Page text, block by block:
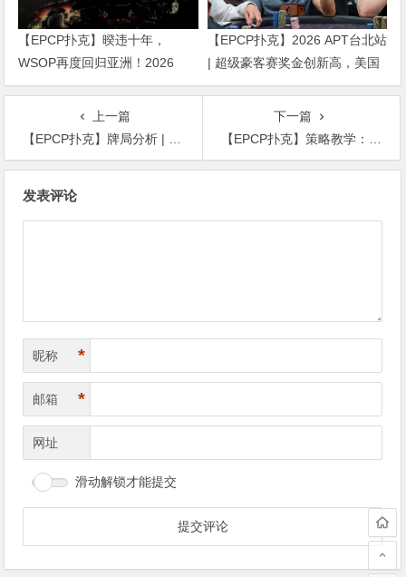
【EPCP扑克】暌违十年，
WSOP再度回归亚洲！2026
APL济州站6月19-28日盛大登
【EPCP扑克】2026 APT台北站
| 超级豪客赛奖金创新高，美国
选手Ethan “Rampage” Yau领跑
上一篇
【EPCP扑克】牌局分析 | Juan Pardo为何在翻牌前弃掉KK
下一篇
【EPCP扑克】策略教学：卡顺听牌怎么玩才最合理？
发表评论
昵称 *
邮箱 *
网址
滑动解锁才能提交